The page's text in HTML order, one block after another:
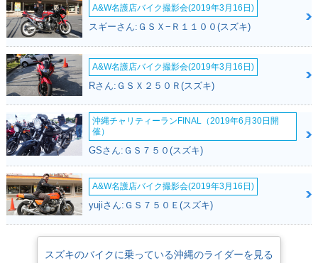
A&W名護店バイク撮影会(2019年3月16日)
スギーさん:ＧＳＸ−Ｒ１１００(スズキ)
A&W名護店バイク撮影会(2019年3月16日)
Rさん:ＧＳＸ２５０Ｒ(スズキ)
沖縄チャリティーランFINAL（2019年6月30日開
催）
GSさん:ＧＳ７５０(スズキ)
A&W名護店バイク撮影会(2019年3月16日)
yujiさん:ＧＳ７５０Ｅ(スズキ)
スズキのバイクに乗っている沖縄のライダーを見る